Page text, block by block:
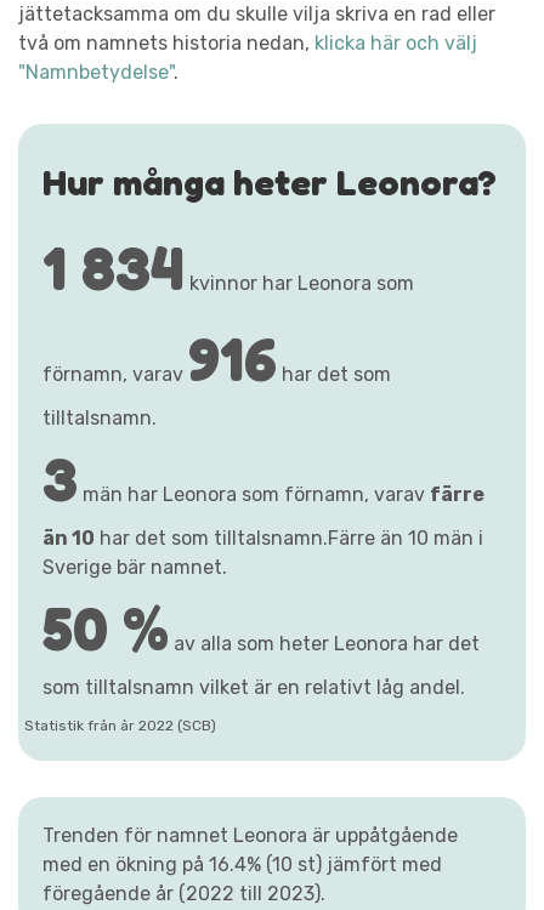
jättetacksamma om du skulle vilja skriva en rad eller
två om namnets historia nedan, klicka här och välj
"Namnbetydelse".
Hur många heter Leonora?
1 834 kvinnor har Leonora som
förnamn, varav 916 har det som
tilltalsnamn.
3 män har Leonora som förnamn, varav färre
än 10 har det som tilltalsnamn.Färre än 10 män i
Sverige bär namnet.
50 % av alla som heter Leonora har det
som tilltalsnamn vilket är en relativt låg andel.
Statistik från år 2022 (SCB)
Trenden för namnet Leonora är uppåtgående
med en ökning på 16.4% (10 st) jämfört med
föregående år (2022 till 2023).